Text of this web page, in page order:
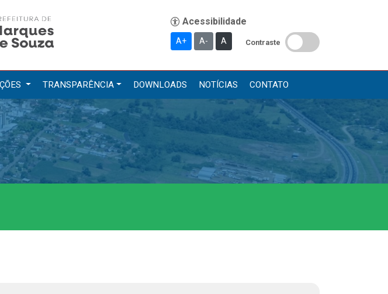
A+ A- A Contraste
TRANSPARÊNCIA DOWNLOADS NOTÍCIAS CONTATO
Serviços
IPTU 2026
Nota Fiscal Eletrônica
Publicações
Diário Oficial (Novo)
Diário Oficial (Até 30/04)